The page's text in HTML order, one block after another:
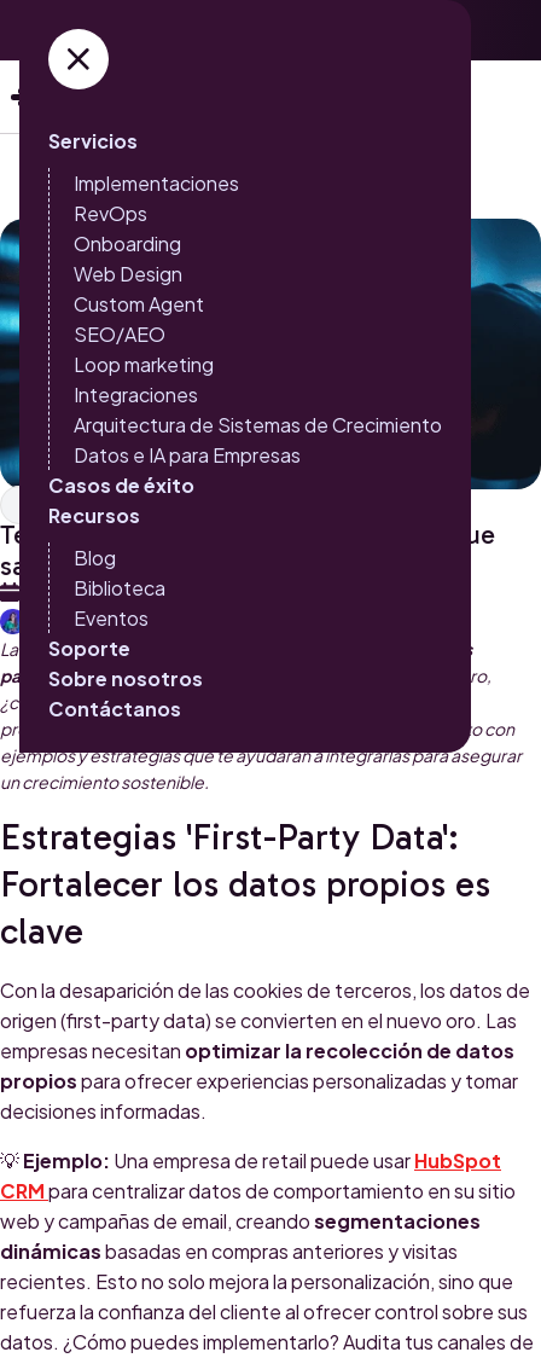
Servicios
Implementaciones
RevOps
Onboarding
Web Design
Custom Agent
SEO/AEO
Loop marketing
Integraciones
Arquitectura de Sistemas de Crecimiento
Datos e IA para Empresas
Casos de éxito
Recursos
Blog
Biblioteca
Eventos
Soporte
Sobre nosotros
Contáctanos
Inbound Marketing
Tendencias 2025: empresas visionarias que
sacan ventaja competitiva
28 DE OCTUBRE 2024
JESSICA GUERRA
Las
tendencias digitales que te traemos no son solo modas
pasajeras, son oportunidades estratégicas para liderar.
Pero,
¿cómo pasar del hype a la implementación práctica? Aquí te
presentamos seis tendencias clave para el próximo año, junto con
ejemplos y estrategias que te ayudarán a integrarlas para asegurar
un crecimiento sostenible.
Estrategias 'First-Party Data':
Fortalecer los datos propios es
clave
Con la desaparición de las cookies de terceros, los datos de
origen (first-party data) se convierten en el nuevo oro. Las
empresas necesitan optimizar la recolección de datos
propiospara ofrecer experiencias personalizadas y tomar
decisiones informadas.
💡Ejemplo: Una empresa de retail puede usarHubSpot
CRMpara centralizar datos de comportamiento en su sitio
web y campañas de email, creandosegmentaciones
dinámicasbasadas en compras anteriores y visitas
recientes. Esto no solo mejora la personalización, sino que
refuerza la confianza del cliente al ofrecer control sobre sus
datos. ¿Cómo puedes implementarlo? Audita tus canales de